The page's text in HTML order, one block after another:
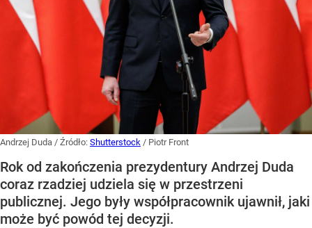
Andrzej Duda / Źródło: Shutterstock / Piotr Front
Rok od zakończenia prezydentury Andrzej Duda
coraz rzadziej udziela się w przestrzeni
publicznej. Jego były współpracownik ujawnił, jaki
może być powód tej decyzji.